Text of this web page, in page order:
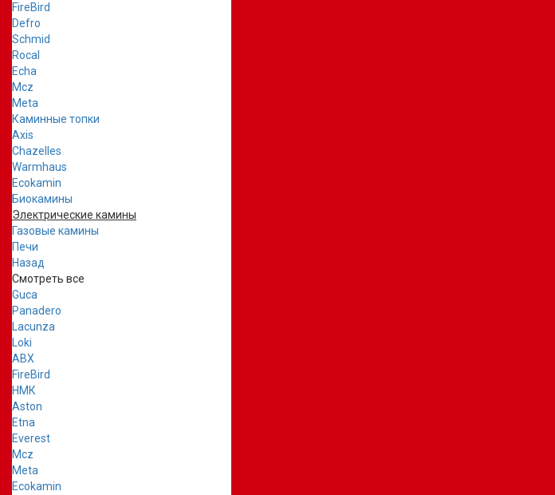
FireBird
Defro
Schmid
Rocal
Echa
Mcz
Meta
Каминные топки
Axis
Chazelles
Warmhaus
Ecokamin
Биокамины
Электрические камины
Газовые камины
Печи
Назад
Смотреть все
Guca
Panadero
Lacunza
Loki
ABX
FireBird
НМК
Aston
Etna
Everest
Mcz
Meta
Ecokamin